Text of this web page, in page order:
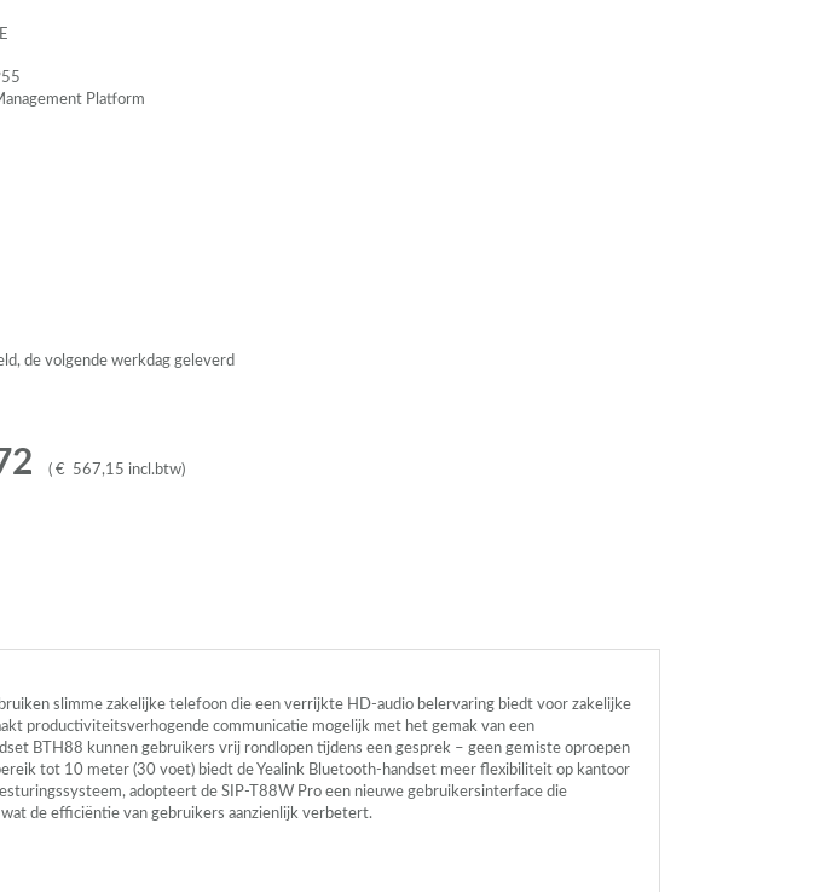
Platform
de volgende werkdag geleverd
( € 567,15 incl.btw)
slimme zakelijke telefoon die een verrijkte HD-audio belervaring biedt voor zakelijke
productiviteitsverhogende communicatie mogelijk met het gemak van een
BTH88 kunnen gebruikers vrij rondlopen tijdens een gesprek – geen gemiste oproepen
tot 10 meter (30 voet) biedt de Yealink Bluetooth-handset meer flexibiliteit op kantoor
adopteert de SIP-T88W Pro een nieuwe gebruikersinterface die
de efficiëntie van gebruikers aanzienlijk verbetert.